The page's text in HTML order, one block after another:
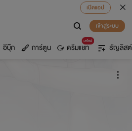
เปิดแอป
เข้าสู่ระบบ
อีบุ๊ก การ์ตูน
มาใหม่
ดรีมแชท ธัญลิสต์